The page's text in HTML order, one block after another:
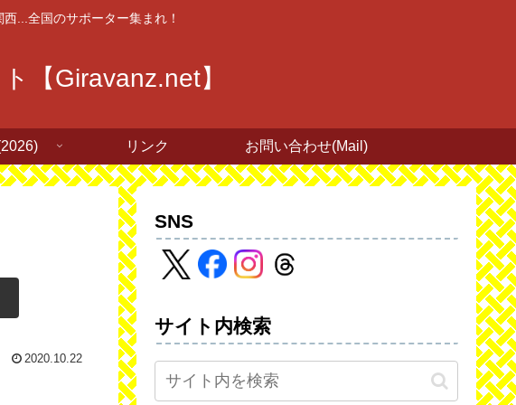
...全国のサポーター集まれ！
【Giravanz.net】
リンク お問い合わせ(Mail)
2020.10.22
SNS
サイト内検索